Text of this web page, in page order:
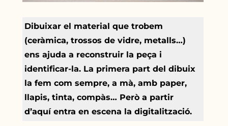
Dibuixar el material que trobem
(ceràmica, trossos de vidre, metalls…)
ens ajuda a reconstruir la peça i
identificar-la. La primera part del dibuix
la fem com sempre, a mà, amb paper,
llapis, tinta, compàs… Però a partir
d’aquí entra en escena la digitalització.